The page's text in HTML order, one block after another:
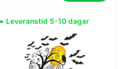
Leveranstid 5-10 dagar